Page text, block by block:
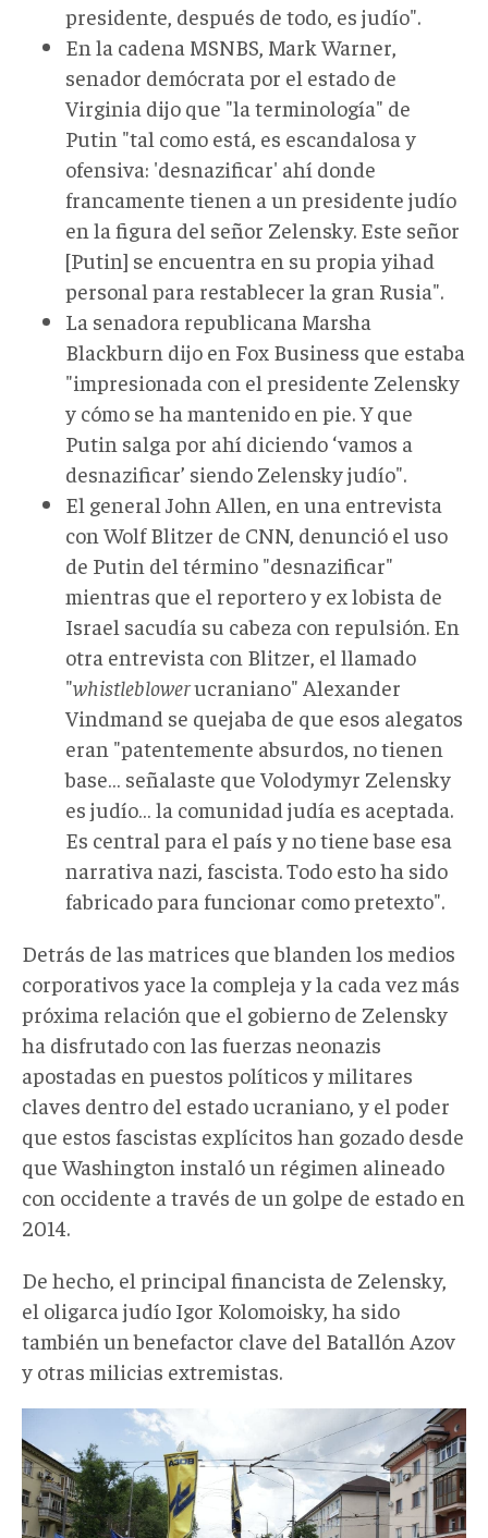
presidente, después de todo, es judío".
En la cadena MSNBS, Mark Warner,
senador demócrata por el estado de
Virginia dijo que "la terminología" de
Putin "tal como está, es escandalosa y
ofensiva: 'desnazificar' ahí donde
francamente tienen a un presidente judío
en la figura del señor Zelensky. Este señor
[Putin] se encuentra en su propia yihad
personal para restablecer la gran Rusia".
La senadora republicana Marsha
Blackburn dijo en Fox Business que estaba
"impresionada con el presidente Zelensky
y cómo se ha mantenido en pie. Y que
Putin salga por ahí diciendo ‘vamos a
desnazificar’ siendo Zelensky judío".
El general John Allen, en una entrevista
con Wolf Blitzer de CNN, denunció el uso
de Putin del término "desnazificar"
mientras que el reportero y ex lobista de
Israel sacudía su cabeza con repulsión. En
otra entrevista con Blitzer, el llamado
"whistleblowerucraniano" Alexander
Vindmand se quejaba de que esos alegatos
eran "patentemente absurdos, no tienen
base… señalaste que Volodymyr Zelensky
es judío… la comunidad judía es aceptada.
Es central para el país y no tiene base esa
narrativa nazi, fascista. Todo esto ha sido
fabricado para funcionar como pretexto".
Detrás de las matrices que blanden los medios
corporativos yace la compleja y la cada vez más
próxima relación que el gobierno de Zelensky
ha disfrutado con las fuerzas neonazis
apostadas en puestos políticos y militares
claves dentro del estado ucraniano, y el poder
que estos fascistas explícitos han gozado desde
que Washington instaló un régimen alineado
con occidente a través de un golpe de estado en
2014.
De hecho, el principal financista de Zelensky,
el oligarca judío Igor Kolomoisky, ha sido
también un benefactor clave del Batallón Azov
y otras milicias extremistas.
azov
en
las
calles.jpg